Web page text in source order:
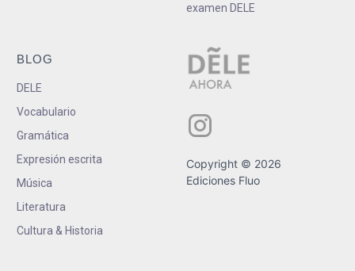
examen DELE
BLOG
DELE
Vocabulario
Gramática
Expresión escrita
Música
Literatura
Cultura & Historia
Copyright © 2026
Ediciones Fluo